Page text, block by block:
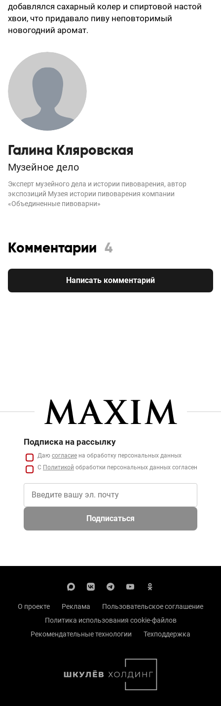
добавлялся сахарный колер и спиртовой настой
хвои, что придавало пиву неповторимый
новогодний аромат.
Галина Кляровская
Музейное дело
Эксперт музейного дела и истории пивоварения, автор
экспозиций Музея истории пивоварения компании
«Объединенные пивоварни»
Комментарии 4
Написать комментарий
Подписка на рассылку
Даю согласие на обработку персональных данных
С Политикой обработки персональных данных согласен
Подписаться
О проекте Реклама
Пользовательское соглашение
Политика использования cookie-файлов
Рекомендательные технологии
Техподдержка